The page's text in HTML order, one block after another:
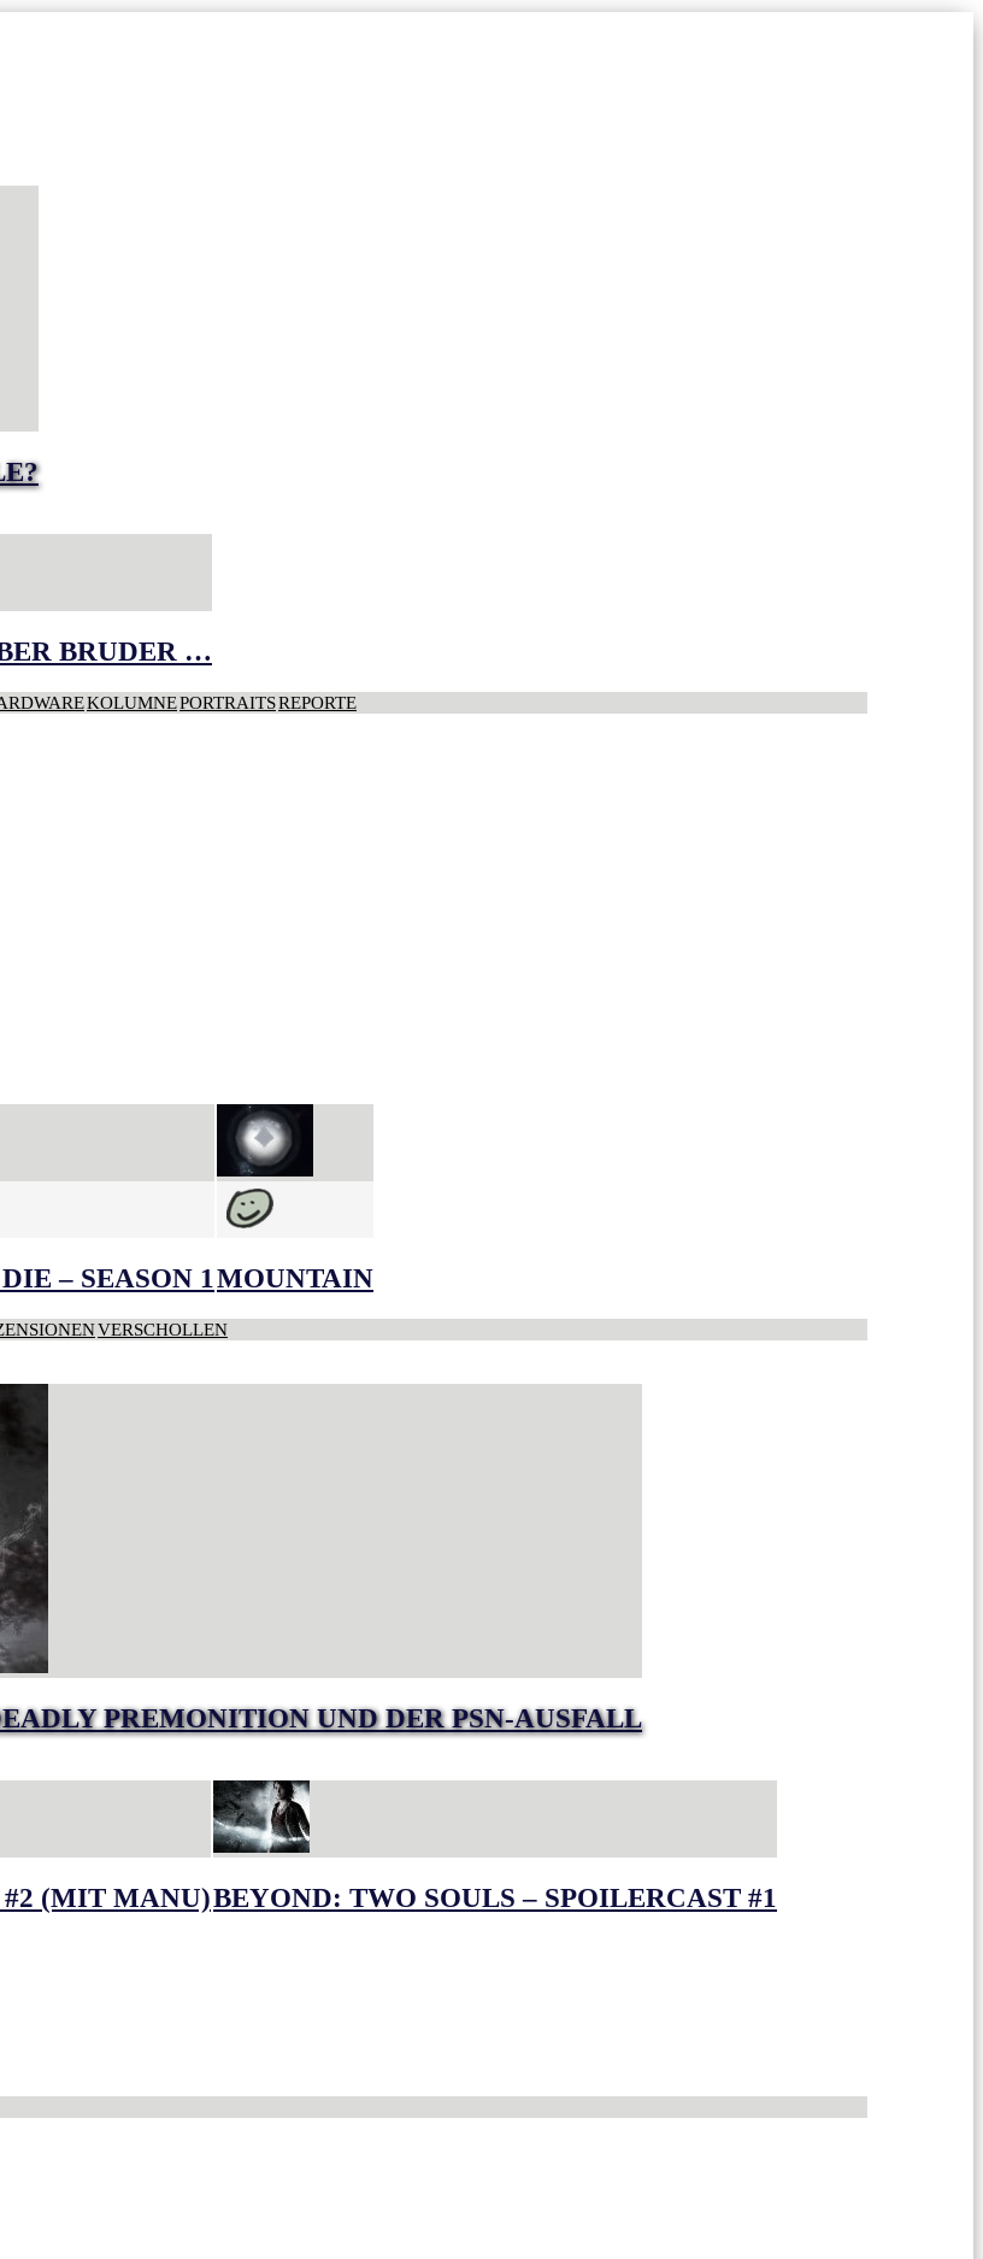
BRUDER …
KOLUMNEPORTRAITSREPORTE
– SEASON 1MOUNTAIN
VERSCHOLLEN
PREMONITION UND DER PSN-AUSFALL
#2 (MIT MANU)BEYOND: TWO SOULS – SPOILERCAST #1